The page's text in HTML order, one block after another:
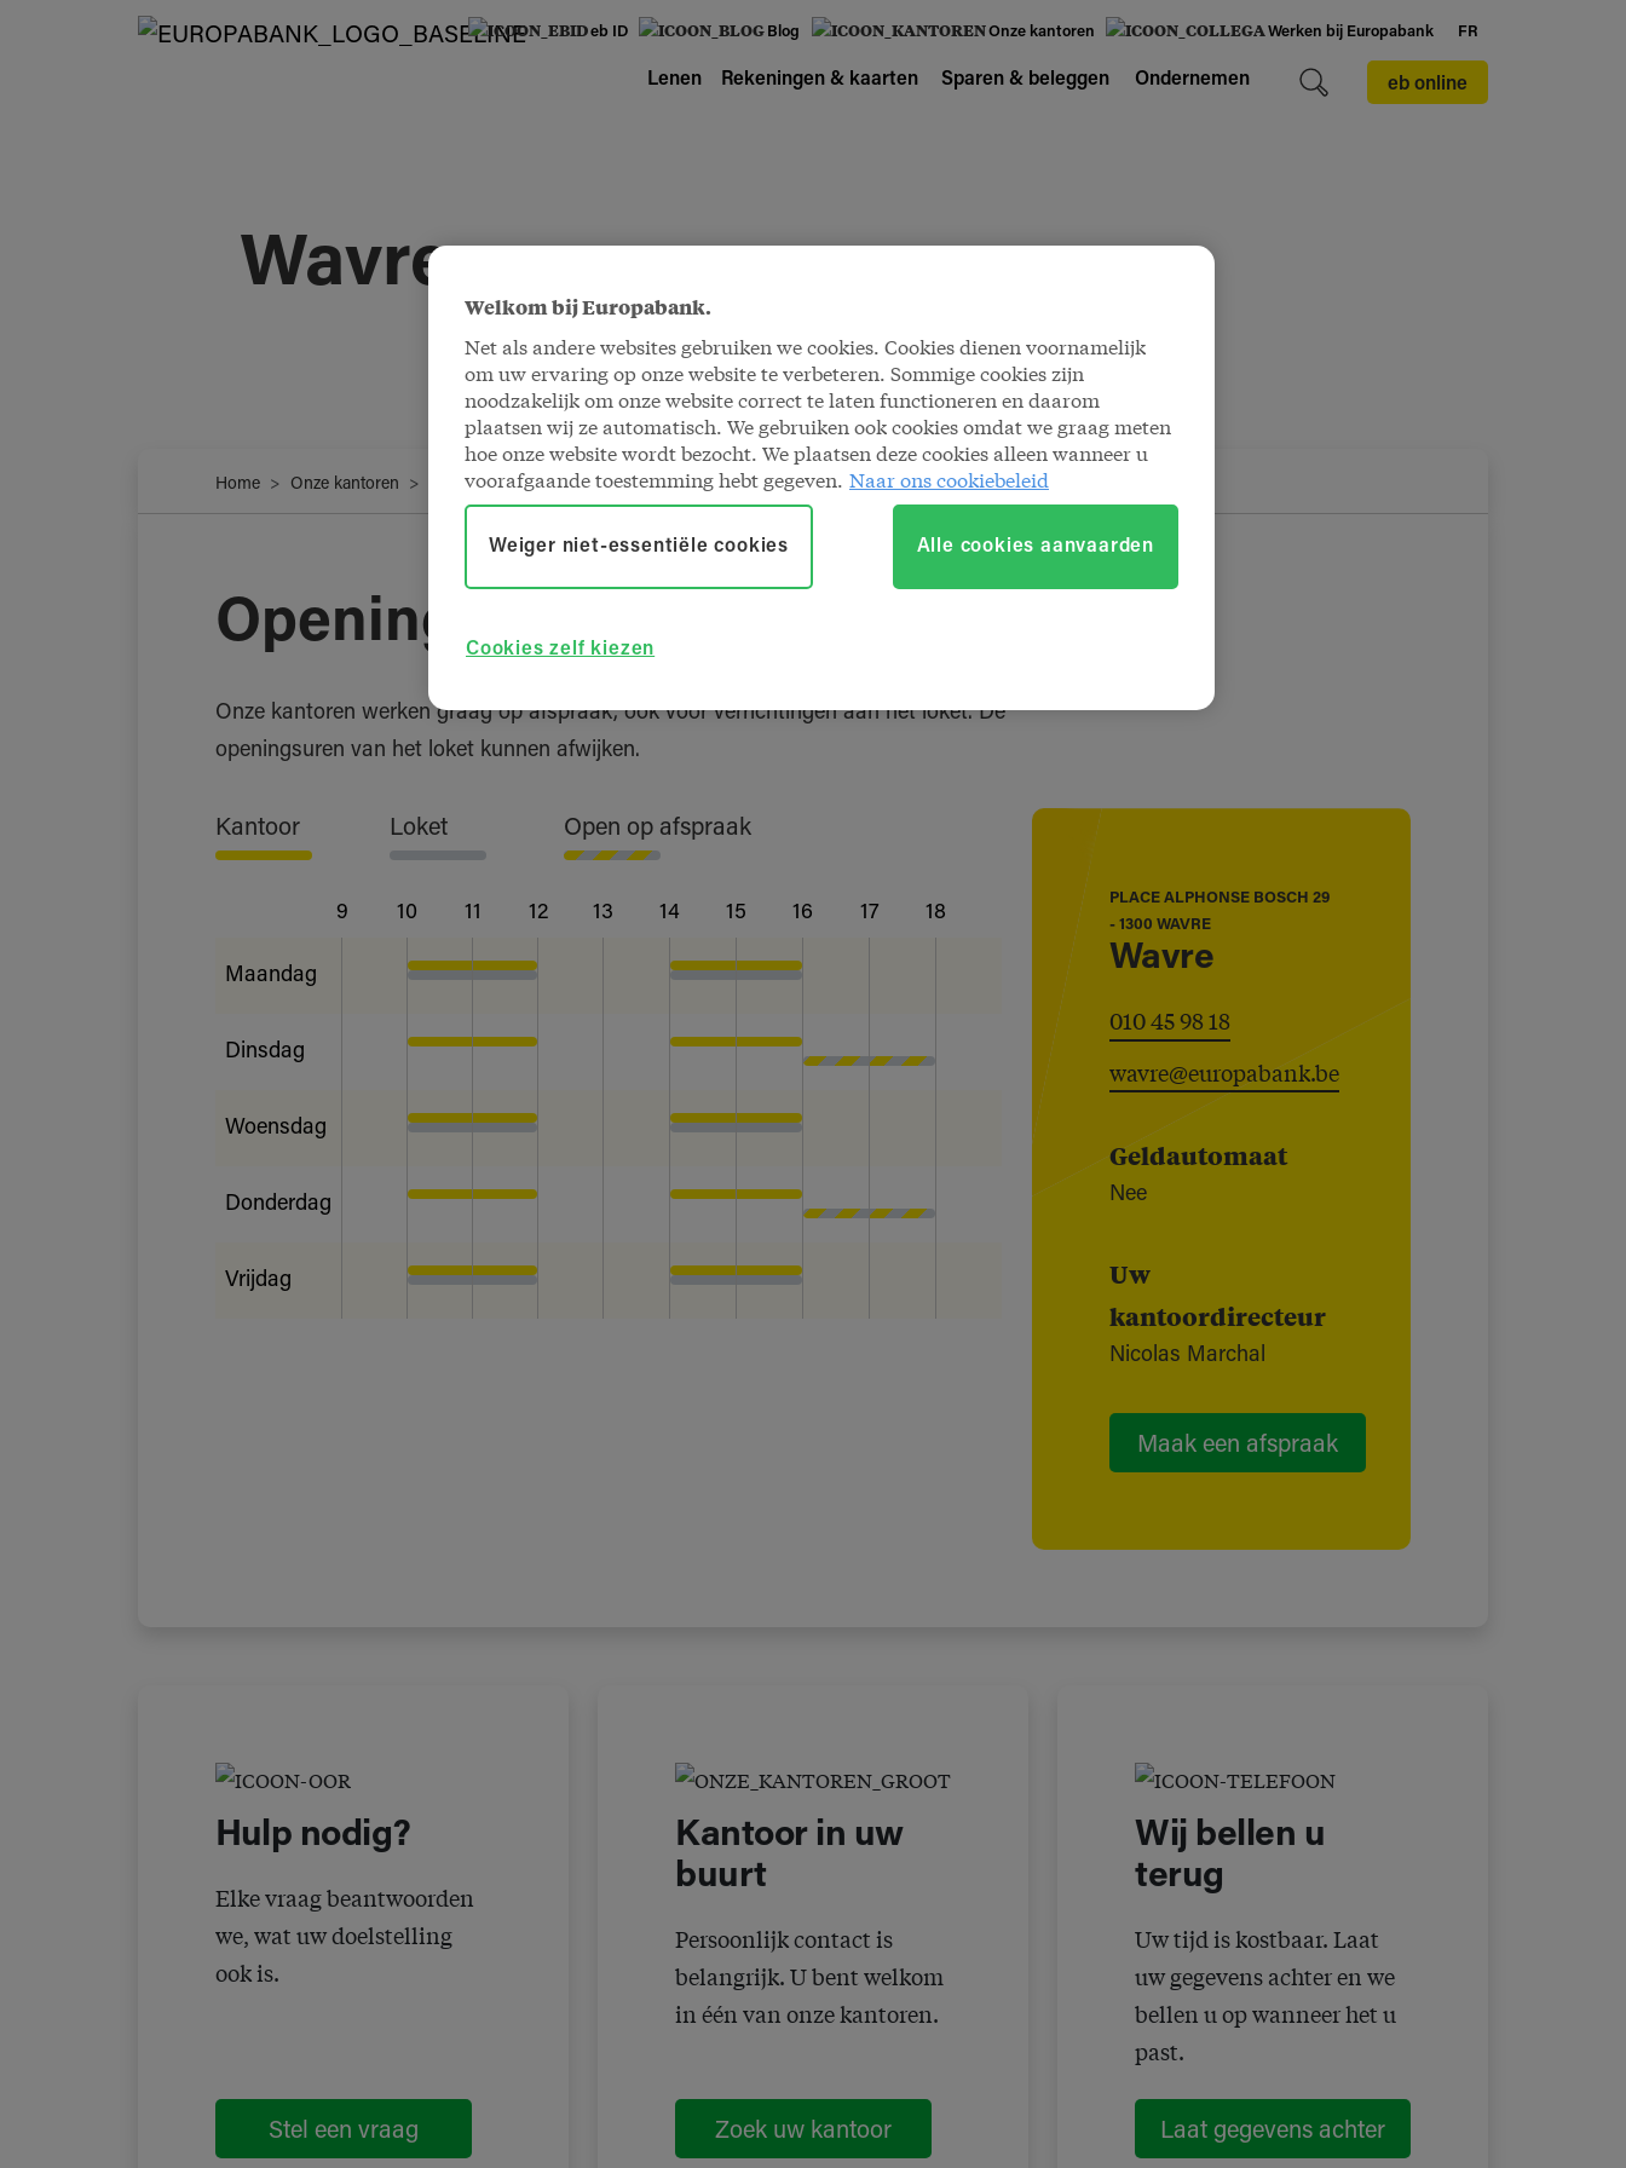
Lenen Rekeningen & kaarten Sparen & beleggen Ondernemen eb online
eb ID Blog Onze kantoren Werken bij Europabank FR
Wavre
Home Onze kantoren Wavre
Openingsuren
Onze kantoren werken graag op afspraak, ook voor verrichtingen aan het loket. De
openingsuren van het loket kunnen afwijken.
Kantoor Loket Open op afspraak
9 10 11 12 13 14 15 16 17 18
Maandag
Dinsdag
Woensdag
Donderdag
Vrijdag
PLACE ALPHONSE BOSCH 29
- 1300 WAVRE
Wavre
010 45 98 18
wavre@europabank.be
Geldautomaat
Nee
Uw
kantoordirecteur
Nicolas Marchal
Maak een afspraak
Hulp nodig?
Elke vraag beantwoorden
we, wat uw doelstelling
ook is.
Stel een vraag
Kantoor in uw
buurt
Persoonlijk contact is
belangrijk. U bent welkom
in één van onze kantoren.
Zoek uw kantoor
Wij bellen u
terug
Uw tijd is kostbaar. Laat
uw gegevens achter en we
bellen u op wanneer het u
past.
Laat gegevens achter
Welkom bij Europabank.
Net als andere websites gebruiken we cookies. Cookies dienen voornamelijk
om uw ervaring op onze website te verbeteren. Sommige cookies zijn
noodzakelijk om onze website correct te laten functioneren en daarom
plaatsen wij ze automatisch. We gebruiken ook cookies omdat we graag meten
hoe onze website wordt bezocht. We plaatsen deze cookies alleen wanneer u
voorafgaande toestemming hebt gegeven. Naar ons cookiebeleid
Cookies zelf kiezen
Weiger niet-essentiële cookies Alle cookies aanvaarden